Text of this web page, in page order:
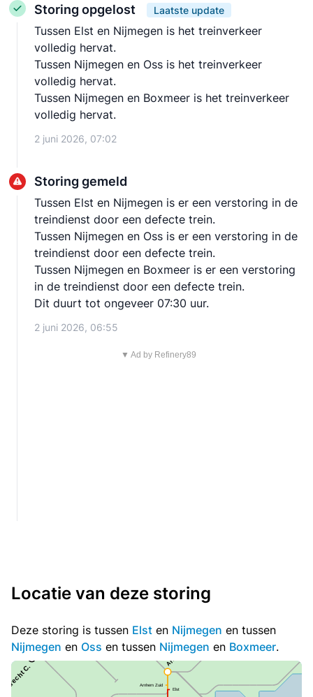
Storing opgelost Laatste update
Tussen Elst en Nijmegen is het treinverkeer
volledig hervat.
Tussen Nijmegen en Oss is het treinverkeer
volledig hervat.
Tussen Nijmegen en Boxmeer is het treinverkeer
volledig hervat.
2 juni 2026, 07:02
Storing gemeld
Tussen Elst en Nijmegen is er een verstoring in de
treindienst door een defecte trein.
Tussen Nijmegen en Oss is er een verstoring in de
treindienst door een defecte trein.
Tussen Nijmegen en Boxmeer is er een verstoring
in de treindienst door een defecte trein.
Dit duurt tot ongeveer 07:30 uur.
2 juni 2026, 06:55
▼ Ad by Refinery89
Locatie van deze storing
Deze storing is tussen Elst en Nijmegen en tussen
Nijmegen en Oss en tussen Nijmegen en Boxmeer.